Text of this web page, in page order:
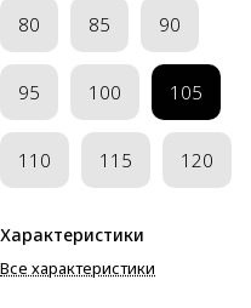
80 85 90
95 100 105
110 115 120
Характеристики
Все характеристики